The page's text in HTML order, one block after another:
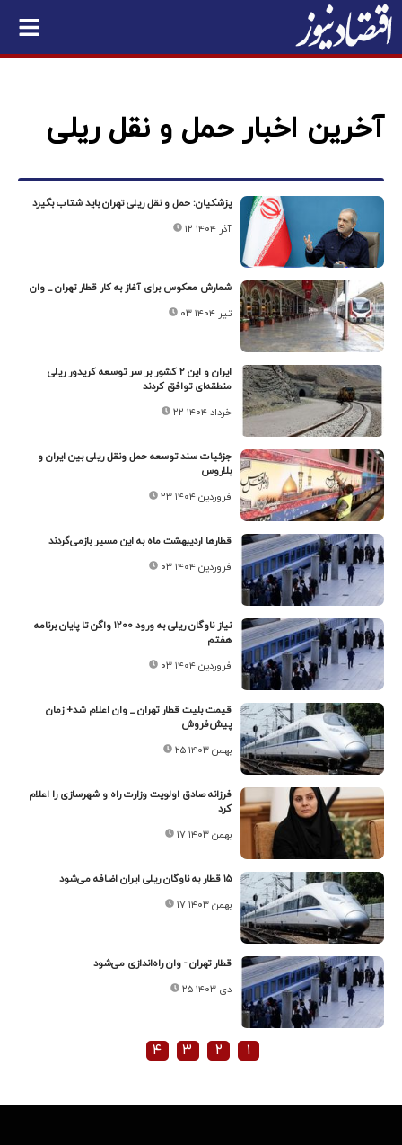
آخرین اخبار حمل و نقل ریلی
پزشکیان: حمل و نقل ریلی تهران باید شتاب بگیرد
۱۲ آذر ۱۴۰۴
شمارش معکوس برای آغاز به کار قطار تهران _ وان
۰۳ تیر ۱۴۰۴
ایران و این ۲ کشور بر سر توسعه کریدور ریلی
منطقه‌ای توافق کردند
۲۲ خرداد ۱۴۰۴
جزئیات سند توسعه حمل ونقل ریلی بین ایران و
بلاروس
۲۳ فروردین ۱۴۰۴
قطار‌ها اردیبهشت ماه به این مسیر باز‌می‌گردند
۰۳ فروردین ۱۴۰۴
نیاز ناوگان ریلی به ورود ۱۲۰۰ واگن تا پایان برنامه
هفتم
۰۳ فروردین ۱۴۰۴
قیمت بلیت قطار تهران _ وان اعلام شد+ زمان
پیش‌فروش
۲۵ بهمن ۱۴۰۳
فرزانه صادق اولویت وزارت راه و شهرسازی را اعلام
کرد
۱۷ بهمن ۱۴۰۳
۱۵ قطار به ناوگان ریلی ایران اضافه می‌شود
۱۷ بهمن ۱۴۰۳
قطار تهران - وان راه‌اندازی می‌شود
۲۵ دی ۱۴۰۳
۱ ۲ ۳ ۴